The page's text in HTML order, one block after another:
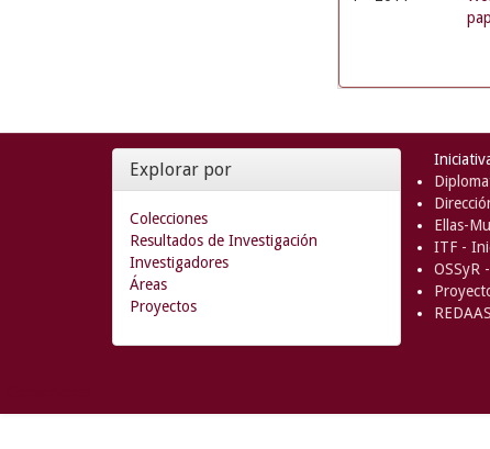
Explorar por
Colecciones
Resultados de Investigación
Investigadores
Áreas
Proyectos
Ellas-
ITF -
OSSyR